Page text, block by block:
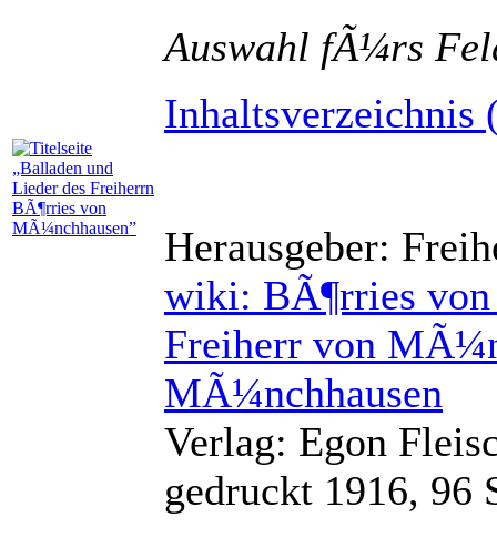
Auswahl fÃ¼rs
Inhaltsverzeichnis
Herausgeber:
wiki: BÃ¶rries
Freiherr von
MÃ¼nchhausen
Verlag: Egon
gedruckt 1916, 96